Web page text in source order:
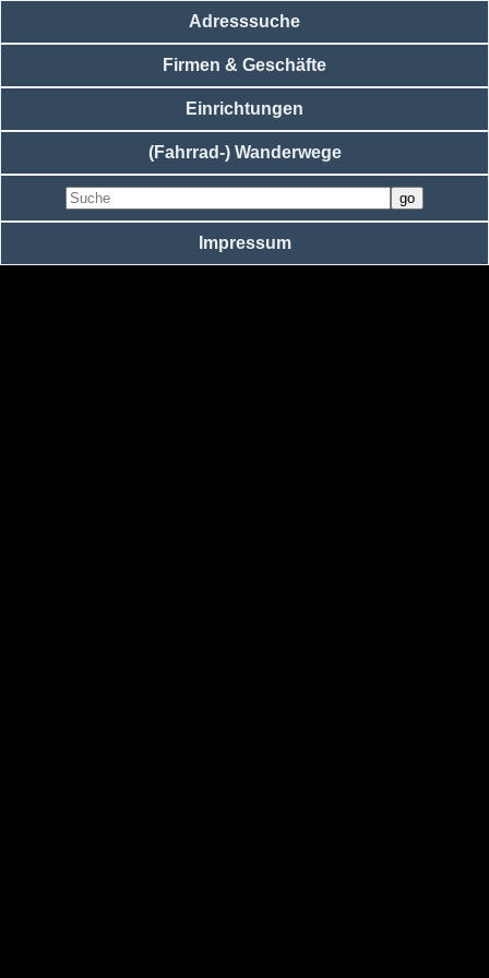
Adresssuche
Firmen & Geschäfte
Einrichtungen
(Fahrrad-) Wanderwege
Impressum